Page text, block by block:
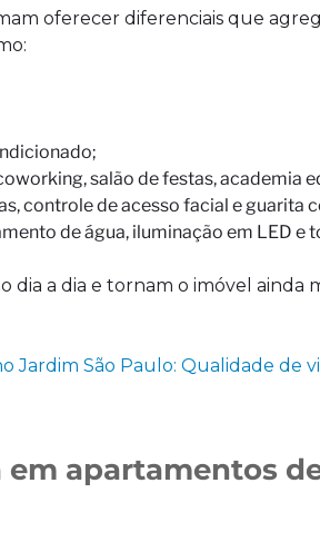
oferecer diferenciais que
salão de festas, academia
controle de acesso facial e guarita
de água, iluminação em LED e
dia a dia e tornam o imóvel ainda
Jardim São Paulo: Qualidade de
em apartamentos